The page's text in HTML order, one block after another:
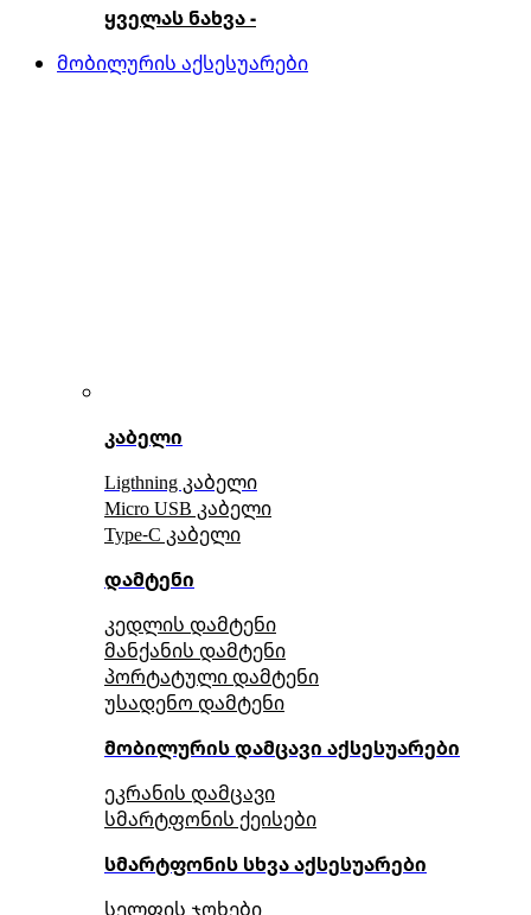
ყველას ნახვა -
მობილურის აქსესუარები
კაბელი
Ligthning კაბელი
Micro USB კაბელი
Type-C კაბელი
დამტენი
კედლის დამტენი
მანქანის დამტენი
პორტატული დამტენი
უსადენო დამტენი
მობილურის დამცავი აქსესუარები
ეკრანის დამცავი
სმარტფონის ქეისები
სმარტფონის სხვა აქსესუარები
სელფის ჯოხები